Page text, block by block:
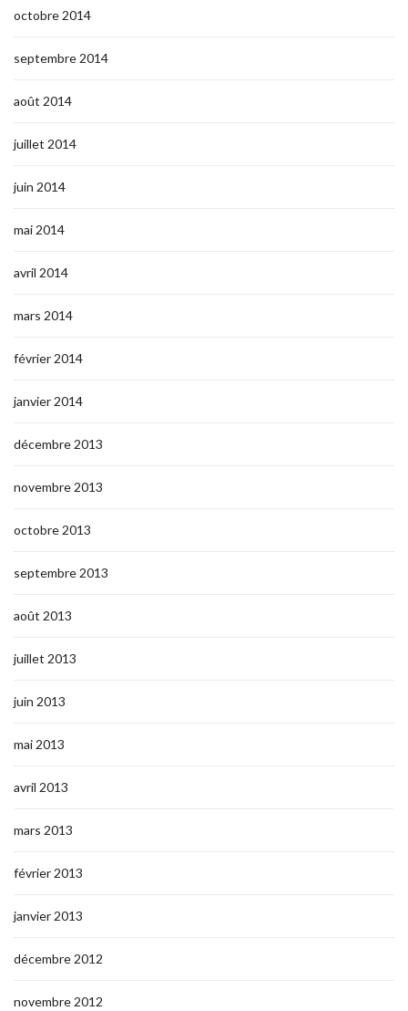
octobre 2014
septembre 2014
août 2014
juillet 2014
juin 2014
mai 2014
avril 2014
mars 2014
février 2014
janvier 2014
décembre 2013
novembre 2013
octobre 2013
septembre 2013
août 2013
juillet 2013
juin 2013
mai 2013
avril 2013
mars 2013
février 2013
janvier 2013
décembre 2012
novembre 2012